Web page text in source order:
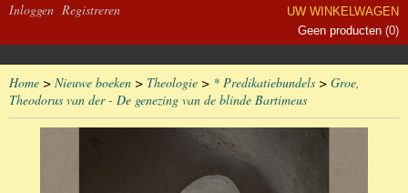
Inloggen Registreren
UW WINKELWAGEN
Geen producten (0)
Home > Nieuwe boeken > Theologie > * Predikatiebundels > Groe,
Theodorus van der - De genezing van de blinde Bartimeus